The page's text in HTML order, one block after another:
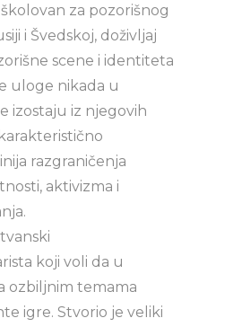
za pozorišnog
i Švedskoj, doživljaj
scene i identiteta
uloge nikada u
izostaju iz njegovih
razgraničenja
aktivizma i
koji voli da u
ozbiljnim temama
igre. Stvorio je veliki